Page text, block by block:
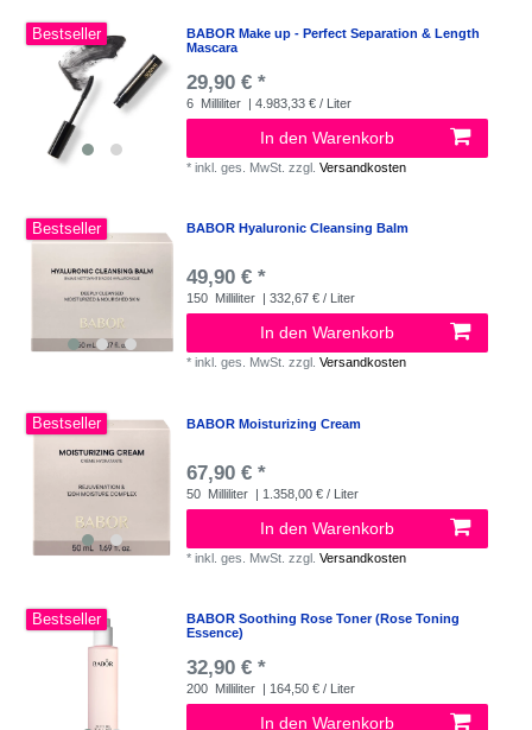
Bestseller
BABOR Make up - Perfect Separation & Length
Mascara
29,90 € *
6 Milliliter | 4.983,33 € / Liter
In den Warenkorb
*inkl. ges. MwSt. zzgl.Versandkosten
Bestseller BABOR Hyaluronic Cleansing Balm
49,90 € *
150 Milliliter | 332,67 € / Liter
In den Warenkorb
*inkl. ges. MwSt. zzgl.Versandkosten
Bestseller BABOR Moisturizing Cream
67,90 € *
50 Milliliter | 1.358,00 € / Liter
In den Warenkorb
*inkl. ges. MwSt. zzgl.Versandkosten
Bestseller
BABOR Soothing Rose Toner (Rose Toning
Essence)
32,90 € *
200 Milliliter | 164,50 € / Liter
In den Warenkorb